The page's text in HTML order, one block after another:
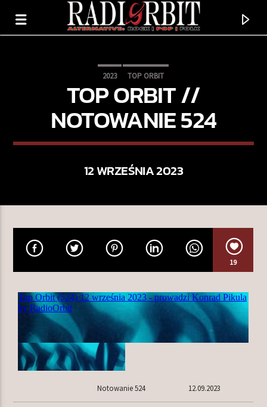
ROMANTYZUJĘ PRZESZŁOŚĆ
RAF
TERAZ W RAMÓWCE
CENTRUM WYNALAZKÓW
20:00 22:00
NA MOJEJ ORBICIE
2023 TOP ORBIT
TOP ORBIT //
NOTOWANIE 524
12 WRZEŚNIA 2023
19
Notowanie 524 12.09.2023